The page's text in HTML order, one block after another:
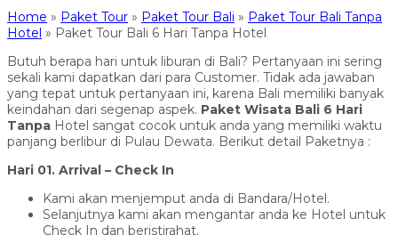
Home » Paket Tour » Paket Tour Bali » Paket Tour Bali Tanpa
Hotel » Paket Tour Bali 6 Hari Tanpa Hotel
Butuh berapa hari untuk liburan di Bali? Pertanyaan ini sering
sekali kami dapatkan dari para Customer. Tidak ada jawaban
yang tepat untuk pertanyaan ini, karena Bali memiliki banyak
keindahan dari segenap aspek. Paket Wisata Bali 6 Hari
Tanpa Hotel sangat cocok untuk anda yang memiliki waktu
panjang berlibur di Pulau Dewata. Berikut detail Paketnya :
Hari 01. Arrival – Check In
Kami akan menjemput anda di Bandara/Hotel.
Selanjutnya kami akan mengantar anda ke Hotel untuk
Check In dan beristirahat.